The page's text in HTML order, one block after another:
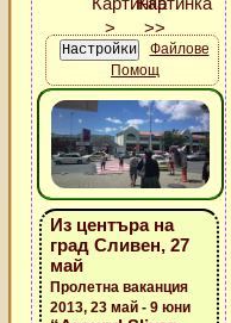
Файлове
Помощ
Из центъра на
град Сливен, 27
май
Пролетна ваканция
2013, 23 май - 9 юни